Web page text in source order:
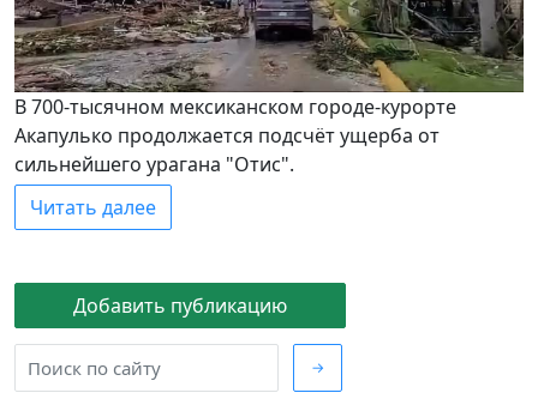
Добавить публикацию
→
В 700-тысячном мексиканском городе-курорте
Акапулько продолжается подсчёт ущерба от
сильнейшего урагана "Отис".
Читать далее